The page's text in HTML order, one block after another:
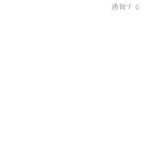
通報する